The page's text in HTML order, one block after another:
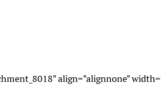
align="alignnone"